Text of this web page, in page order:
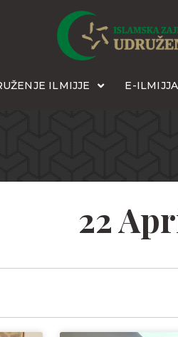
ILMIJJE E-ILMIJJA
22